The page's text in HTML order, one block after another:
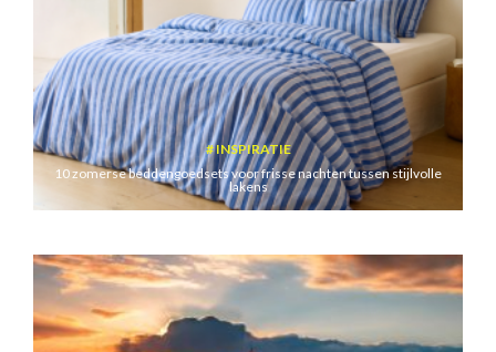
INSPIRATIE
10 zomerse beddengoedsets voor frisse nachten tussen stijlvolle
lakens